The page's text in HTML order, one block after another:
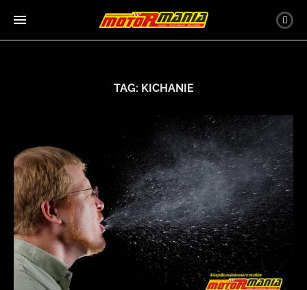
TAG: KICHANIE